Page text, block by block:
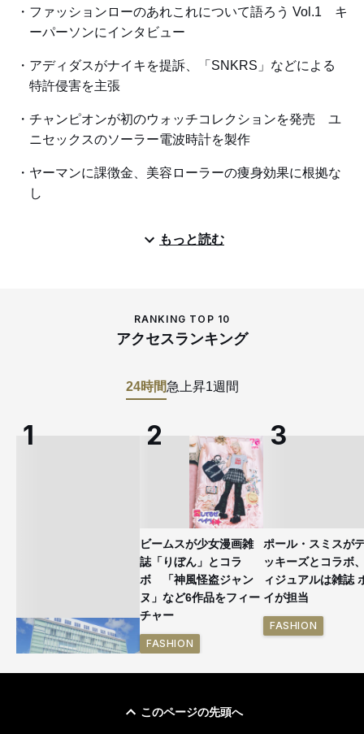
ファッションローのあれこれについて語ろう Vol.1 キ
ーパーソンにインタビュー
アディダスがナイキを提訴、「SNKRS」などによる
特許侵害を主張
チャンピオンが初のウォッチコレクションを発売 ユ
ニセックスのソーラー電波時計を製作
ヤーマンに課徴金、美容ローラーの痩身効果に根拠な
し
もっと読む
RANKING TOP 10
アクセスランキング
24時間急上昇1週間
ビームスが少女漫画雑
誌「りぼん」とコラ
ボ 「神風怪盗ジャン
ヌ」など6作品をフィー
チャー
FASHION
ポール・スミスが
ッキーズとコラボ
ィジュアルは雑誌
イが担当
FASHION
このページの先頭へ